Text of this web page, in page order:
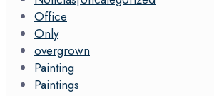
Office
Only
overgrown
Painting
Paintings